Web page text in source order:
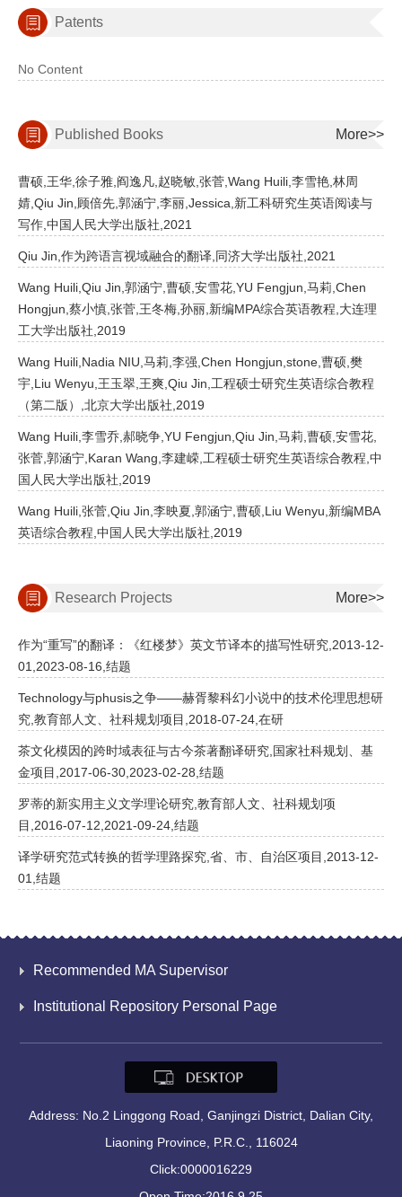
Patents
No Content
Published Books More>>
曹硕,王华,徐子雅,阎逸凡,赵晓敏,张菅,Wang Huili,李雪艳,林周
婧,Qiu Jin,顾倍先,郭涵宁,李丽,Jessica,新工科研究生英语阅读与
写作,中国人民大学出版社,2021
Qiu Jin,作为跨语言视域融合的翻译,同济大学出版社,2021
Wang Huili,Qiu Jin,郭涵宁,曹硕,安雪花,YU Fengjun,马莉,Chen
Hongjun,蔡小慎,张菅,王冬梅,孙丽,新编MPA综合英语教程,大连理
工大学出版社,2019
Wang Huili,Nadia NIU,马莉,李强,Chen Hongjun,stone,曹硕,樊
宇,Liu Wenyu,王玉翠,王爽,Qiu Jin,工程硕士研究生英语综合教程
（第二版）,北京大学出版社,2019
Wang Huili,李雪乔,郝晓争,YU Fengjun,Qiu Jin,马莉,曹硕,安雪花,
张菅,郭涵宁,Karan Wang,李建嵘,工程硕士研究生英语综合教程,中
国人民大学出版社,2019
Wang Huili,张菅,Qiu Jin,李映夏,郭涵宁,曹硕,Liu Wenyu,新编MBA
英语综合教程,中国人民大学出版社,2019
Research Projects More>>
作为“重写”的翻译：《红楼梦》英文节译本的描写性研究,2013-12-
01,2023-08-16,结题
Technology与phusis之争——赫胥黎科幻小说中的技术伦理思想研
究,教育部人文、社科规划项目,2018-07-24,在研
茶文化模因的跨时域表征与古今茶著翻译研究,国家社科规划、基
金项目,2017-06-30,2023-02-28,结题
罗蒂的新实用主义文学理论研究,教育部人文、社科规划项
目,2016-07-12,2021-09-24,结题
译学研究范式转换的哲学理路探究,省、市、自治区项目,2013-12-
01,结题
Recommended MA Supervisor
Institutional Repository Personal Page
Address: No.2 Linggong Road, Ganjingzi District, Dalian City,
Liaoning Province, P.R.C., 116024
Click:0000016229